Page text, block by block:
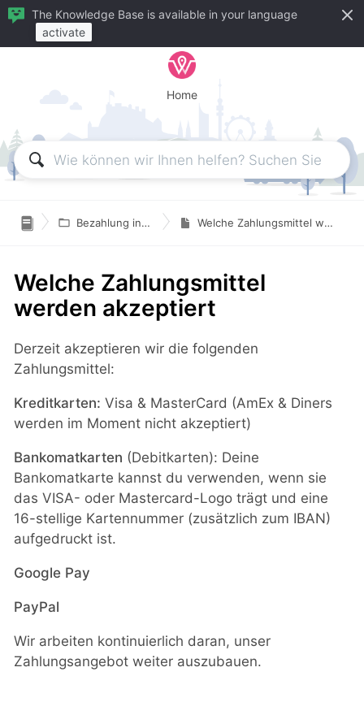
The Knowledge Base is available in your language
activate
Home
 Bezahlung in wegfinder Welche Zahlungsmittel werden akzeptiert
Welche Zahlungsmittel
werden akzeptiert
Derzeit akzeptieren wir die folgenden
Zahlungsmittel:
Kreditkarten: Visa & MasterCard (AmEx & Diners
werden im Moment nicht akzeptiert)
Bankomatkarten (Debitkarten): Deine
Bankomatkarte kannst du verwenden, wenn sie
das VISA- oder Mastercard-Logo trägt und eine
16-stellige Kartennummer (zusätzlich zum IBAN)
aufgedruckt ist.
Google Pay
PayPal
Wir arbeiten kontinuierlich daran, unser
Zahlungsangebot weiter auszubauen.